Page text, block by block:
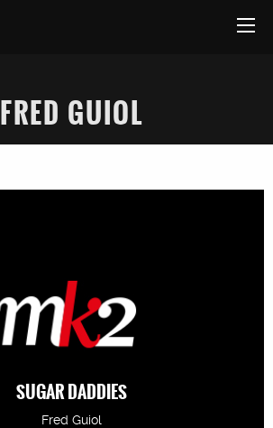
FRED GUIOL
SUGAR DADDIES
Fred Guiol